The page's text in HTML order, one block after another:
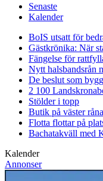
Senaste
Kalender
BoIS utsatt för
Gästkrönika: När
Fängelse för
Nytt halsbandsrån
De beslut som
2 100
Stölder i topp
Butik på väster
Flotta flottar på
Bachatakväll med
Kalender
Annonser